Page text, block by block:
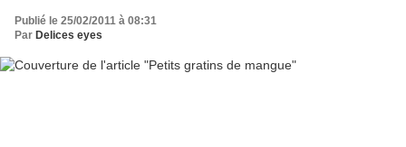
Publié le 25/02/2011 à 08:31
Par Delices eyes